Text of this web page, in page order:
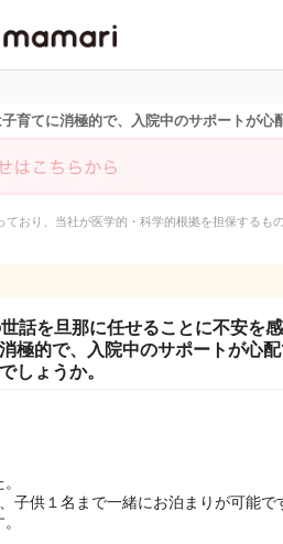
報サイト
てに消極的で、入院中のサポートが心
おり、当社が医学的・科学的根拠を担保するも
話を旦那に任せることに不安を
極的で、入院中のサポートが心
しょうか。
子供１名まで一緒にお泊まりが可能で